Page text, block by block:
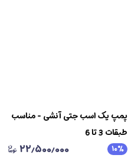
پمپ یک اسب جتی آنشی - مناسب
طبقات 3 تا 6
۱۰٪ ۲۲٫۵۰۰٫۰۰۰